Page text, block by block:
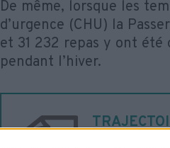
De même, lorsque les
d’urgence (CHU) la
et 31 232 repas y ont
pendant l’hiver.